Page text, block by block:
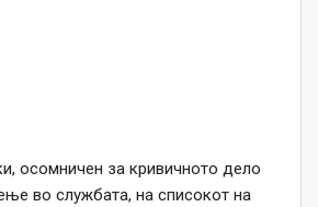
осомничен за кривичното дело
во службата, на списокот на